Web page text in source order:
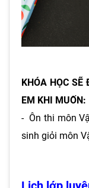
KHÓA HỌC SẼ
EM KHI MUỐN:
- Ôn thi môn
sinh giỏi môn